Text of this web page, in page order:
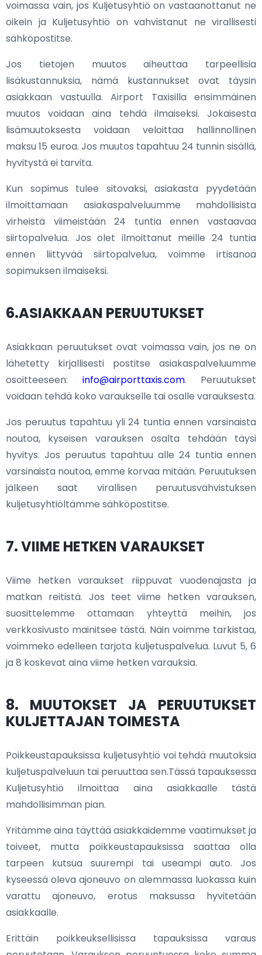
voimassa vain, jos Kuljetusyhtiö on vastaanottanut ne
oikein ja Kuljetusyhtiö on vahvistanut ne virallisesti
sähköpostitse.
Jos tietojen muutos aiheuttaa tarpeellisia
lisäkustannuksia, nämä kustannukset ovat täysin
asiakkaan vastuulla. Airport Taxisilla ensimmäinen
muutos voidaan aina tehdä ilmaiseksi. Jokaisesta
lisämuutoksesta voidaan veloittaa hallinnollinen
maksu 15 euroa. Jos muutos tapahtuu 24 tunnin sisällä,
hyvitystä ei tarvita.
Kun sopimus tulee sitovaksi, asiakasta pyydetään
ilmoittamaan asiakaspalveluumme mahdollisista
virheistä viimeistään 24 tuntia ennen vastaavaa
siirtopalvelua. Jos olet ilmoittanut meille 24 tuntia
ennen liittyvää siirtopalvelua, voimme irtisanoa
sopimuksen ilmaiseksi.
6.ASIAKKAAN PERUUTUKSET
Asiakkaan peruutukset ovat voimassa vain, jos ne on
lähetetty kirjallisesti postitse asiakaspalveluumme
osoitteeseen: info@airporttaxis.com. Peruutukset
voidaan tehdä koko varaukselle tai osalle varauksesta.
Jos peruutus tapahtuu yli 24 tuntia ennen varsinaista
noutoa, kyseisen varauksen osalta tehdään täysi
hyvitys. Jos peruutus tapahtuu alle 24 tuntia ennen
varsinaista noutoa, emme korvaa mitään. Peruutuksen
jälkeen saat virallisen peruutusvahvistuksen
kuljetusyhtiöltämme sähköpostitse.
7. VIIME HETKEN VARAUKSET
Viime hetken varaukset riippuvat vuodenajasta ja
matkan reitistä. Jos teet viime hetken varauksen,
suosittelemme ottamaan yhteyttä meihin, jos
verkkosivusto mainitsee tästä. Näin voimme tarkistaa,
voimmeko edelleen tarjota kuljetuspalvelua. Luvut 5, 6
ja 8 koskevat aina viime hetken varauksia.
8. MUUTOKSET JA PERUUTUKSET
KULJETTAJAN TOIMESTA
Poikkeustapauksissa kuljetusyhtiö voi tehdä muutoksia
kuljetuspalveluun tai peruuttaa sen.Tässä tapauksessa
Kuljetusyhtiö ilmoittaa aina asiakkaalle tästä
mahdollisimman pian.
Yritämme aina täyttää asiakkaidemme vaatimukset ja
toiveet, mutta poikkeustapauksissa saattaa olla
tarpeen kutsua suurempi tai useampi auto. Jos
kyseessä oleva ajoneuvo on alemmassa luokassa kuin
varattu ajoneuvo, erotus maksussa hyvitetään
asiakkaalle.
Erittäin poikkeuksellisissa tapauksissa varaus